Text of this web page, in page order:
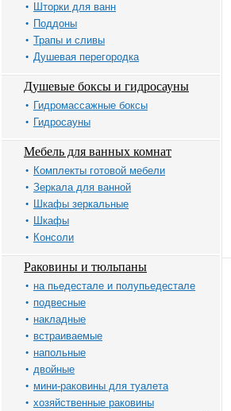
Шторки для ванн
Поддоны
Трапы и сливы
Душевая перегородка
Душевые боксы и гидросауны
Гидромассажные боксы
Гидросауны
Мебель для ванных комнат
Комплекты готовой мебели
Зеркала для ванной
Шкафы зеркальные
Шкафы
Консоли
Раковины и тюльпаны
на пьедестале и полупьедестале
подвесные
накладные
встраиваемые
напольные
двойные
мини-раковины для туалета
хозяйственные раковины